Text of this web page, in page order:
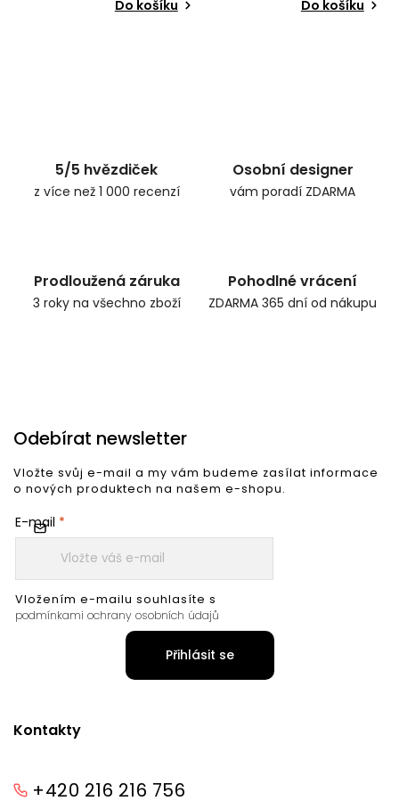
Do košíku Do košíku
5/5 hvězdiček
z více než 1 000 recenzí
Osobní designer
vám poradí ZDARMA
Prodloužená záruka
3 roky na všechno zboží
Pohodlné vrácení
ZDARMA 365 dní od nákupu
Kontakty
+420 216 216 756
Odebírat newsletter
Vložte svůj e-mail a my vám budeme zasílat informace
o nových produktech na našem e-shopu.
E-mail
Vložením e-mailu souhlasíte s
podmínkami ochrany osobních údajů
Přihlásit se